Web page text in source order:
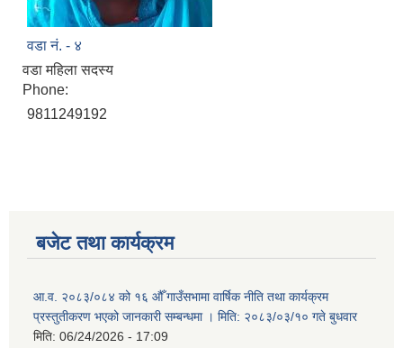
वडा नं. - ४
वडा महिला सदस्य
Phone:
9811249192
बजेट तथा कार्यक्रम
आ.व. २०८३/०८४ को १६ औँ गाउँसभामा वार्षिक नीति तथा कार्यक्रम
प्रस्तुतीकरण भएको जानकारी सम्बन्धमा । मिति: २०८३/०३/१० गते बुधवार
मिति: 06/24/2026 - 17:09